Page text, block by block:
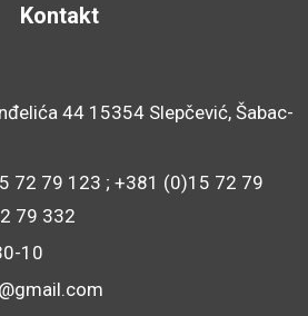
Kontakt
44 15354 Slepčević, Šabac-
72 79 123 ; +381 (0)15 72 79
79 332
10